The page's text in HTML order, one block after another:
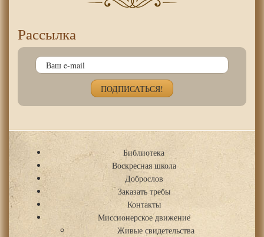
Рассылка
Библиотека
Воскресная школа
Доброслов
Заказать требы
Контакты
Миссионерское движение
Живые свидетельства